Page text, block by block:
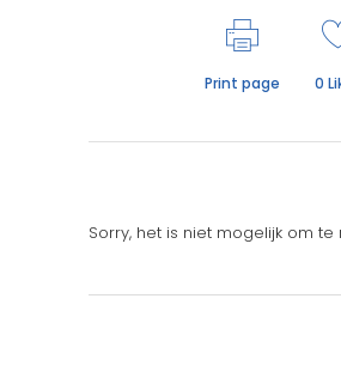
Print page 0
Sorry, het is niet mogelijk om